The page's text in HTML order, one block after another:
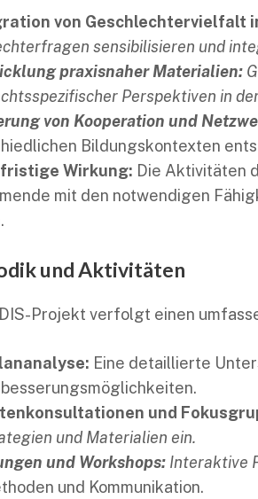
von Geschlechtervielfalt
sensibilisieren und
praxisnaher Materialien:
Perspektiven in
von Kooperation und
Bildungskontexten
Wirkung: Die Aktivitäten
mit den notwendigen
und Aktivitäten
Projekt verfolgt einen
Eine detaillierte
und
und Materialien ein.
und Workshops: Interaktive
und Kommunikation.